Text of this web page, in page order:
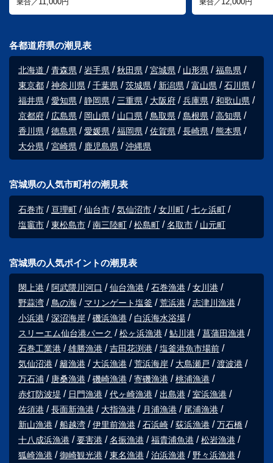
各都道府県の潮見表
北海道 青森県 岩手県 秋田県 宮城県 山形県
福島県
東京都
神奈川県 千葉県 茨城県 新潟県 富山県
石川県
福井県
愛知県 静岡県 三重県 大阪府 兵庫県
和歌山県
京都府
広島県 岡山県 山口県 鳥取県 島根県
高知県
香川県
徳島県 愛媛県 福岡県 佐賀県 長崎県
熊本県
大分県
宮崎県 鹿児島県 沖縄県
宮城県の人気市町村の潮見表
石巻市 亘理町 仙台市 気仙沼市 女川町
七ヶ浜町
塩竈市
東松島市 南三陸町 松島町 名取市 山元町
宮城県の人気ポイントの潮見表
閖上港 阿武隈川河口 仙台漁港 石巻漁港
女川港
野蒜湾
鳥の海 マリンゲート塩釜 荒浜港
志津川漁港
小浜港
深沼海岸 磯浜漁港
白浜海水浴場
スリーエム仙台港パーク
松ヶ浜漁港 鮎川港
菖蒲田漁港
石巻工業港
雄勝漁港 吉田花渕港
塩釜港魚市場前
気仙沼港
籬漁港 大浜漁港 荒浜海岸 大島瀬戸
渡波港
万石浦
唐桑漁港 磯崎漁港 寄磯漁港
桃浦漁港
赤灯防波堤
日門漁港 代ヶ崎漁港 出島港
室浜漁港
佐須港
長面新漁港 大指漁港 月浦漁港
尾浦漁港
新山漁港
船越湾 伊里前漁港 石浜崎 荻浜漁港
万石橋
十八成浜漁港
要害港 名振漁港 福貴浦魚港
松岩漁港
狐崎漁港
御崎観光港 東名漁港 泊浜漁港 野々浜漁港